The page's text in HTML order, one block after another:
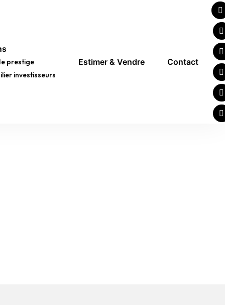
prestige
investisseurs
Estimer & Vendre Contact